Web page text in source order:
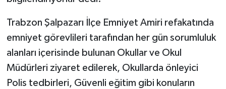
Trabzon Şalpazarı İlçe Emniyet Amiri refakatında
emniyet görevlileri tarafından her gün sorumluluk
alanları içerisinde bulunan Okullar ve Okul
Müdürleri ziyaret edilerek, Okullarda önleyici
Polis tedbirleri, Güvenli eğitim gibi konuların